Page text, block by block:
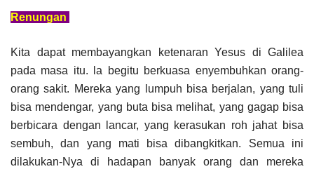
Renungan
Kita dapat membayangkan ketenaran Yesus di Galilea
pada masa itu. la begitu berkuasa enyembuhkan orang-
orang sakit. Mereka yang lumpuh bisa berjalan, yang tuli
bisa mendengar, yang buta bisa melihat, yang gagap bisa
berbicara dengan lancar, yang kerasukan roh jahat bisa
sembuh, dan yang mati bisa dibangkitkan. Semua ini
dilakukan-Nya di hadapan banyak orang dan mereka